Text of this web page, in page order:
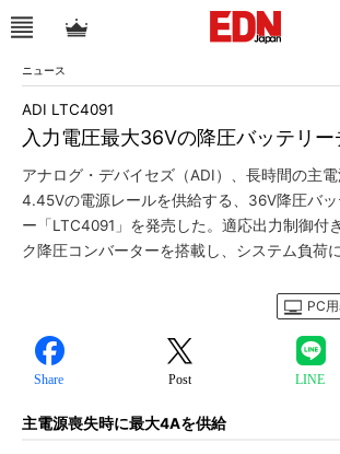
ニュース
入力電圧最大36Vの降圧バッテリ
ADI LTC4091
アナログ・デバイセズ（ADI）、長時間の主
4.45Vの電源レールを供給する、36V降圧バ
ー「LTC4091」を発売した。適応出力制御付
ク降圧コンバーターを搭載し、システム負荷
PC
Share Post LINE
主電源喪失時に最大4Aを供給